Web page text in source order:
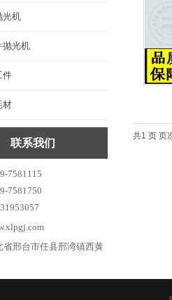
光机
抛光机
件
材
联系我们
7581115
7581750
省邢台市任县邢湾镇西黄
共1 页 页